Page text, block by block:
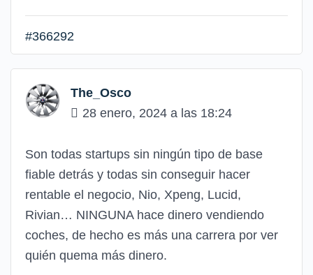
#366292
The_Osco
28 enero, 2024 a las 18:24
Son todas startups sin ningún tipo de base
fiable detrás y todas sin conseguir hacer
rentable el negocio, Nio, Xpeng, Lucid,
Rivian… NINGUNA hace dinero vendiendo
coches, de hecho es más una carrera por ver
quién quema más dinero.